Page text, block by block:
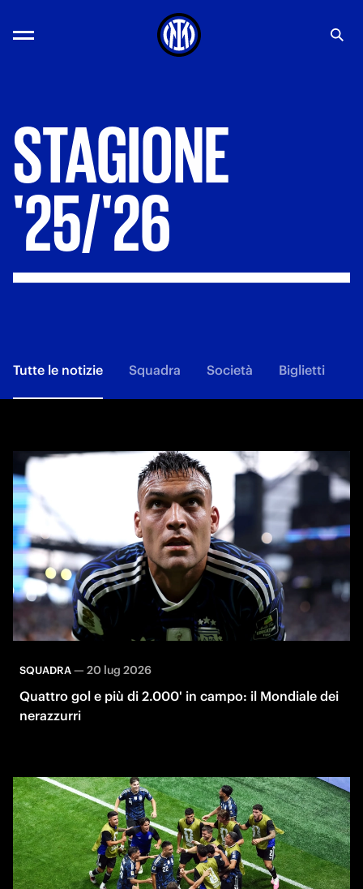
STAGIONE
'25/'26
Tutte le notizie Squadra Società Biglietti
SQUADRA— 20 lug 2026
Quattro gol e più di 2.000' in campo: il Mondiale dei
nerazzurri